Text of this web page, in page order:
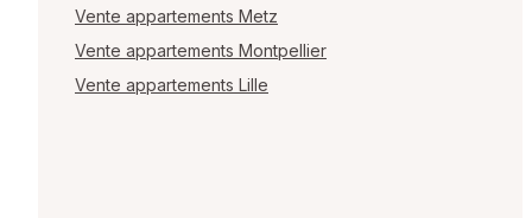
Vente appartements Metz
Vente appartements Montpellier
Vente appartements Lille